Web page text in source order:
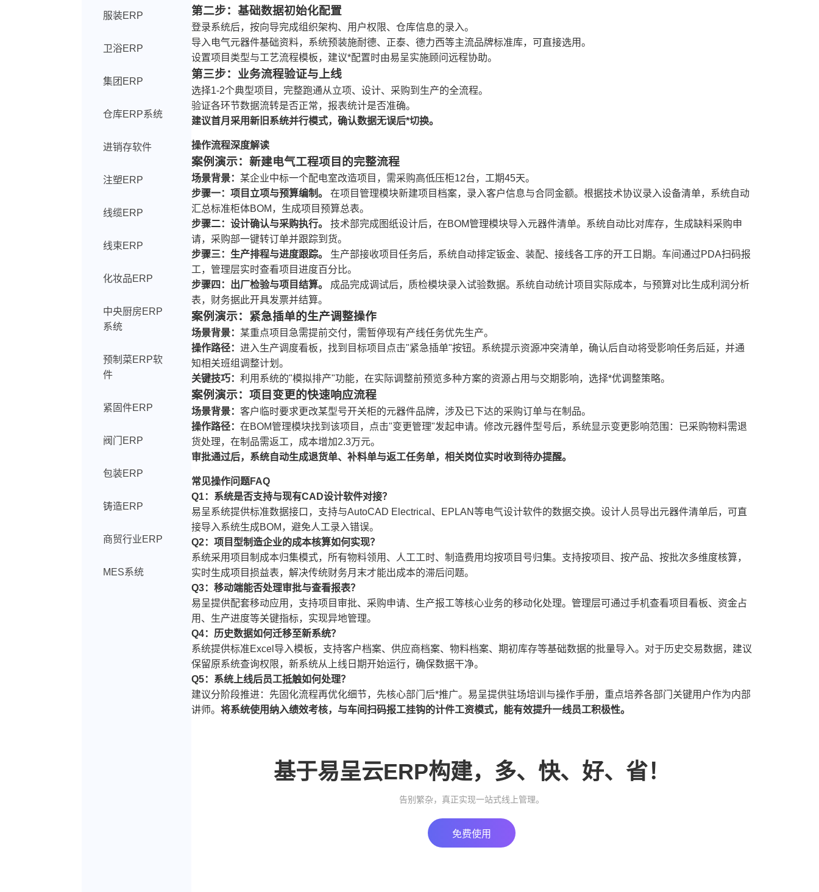
服装ERP
卫浴ERP
集团ERP
仓库ERP系统
进销存软件
注塑ERP
线缆ERP
线束ERP
化妆品ERP
中央厨房ERP
系统
预制菜ERP软
件
紧固件ERP
阀门ERP
包装ERP
铸造ERP
商贸行业ERP
MES系统
第二步：基础数据初始化配置
登录系统后，按向导完成组织架构、用户权限、仓库信息的录入。
导入电气元器件基础资料，系统预装施耐德、正泰、德力西等主流品牌标准库，可直接选用。
设置项目类型与工艺流程模板，建议*配置时由易呈实施顾问远程协助。
第三步：业务流程验证与上线
选择1-2个典型项目，完整跑通从立项、设计、采购到生产的全流程。
验证各环节数据流转是否正常，报表统计是否准确。
建议首月采用新旧系统并行模式，确认数据无误后*切换。
操作流程深度解读
案例演示：新建电气工程项目的完整流程
场景背景： 某企业中标一个配电室改造项目，需采购高低压柜12台，工期45天。
步骤一：项目立项与预算编制。
在项目管理模块新建项目档案，录入客户信息与合同金额。根据技术协议录入设备清单，系统自动
汇总标准柜体BOM，生成项目预算总表。
步骤二：设计确认与采购执行。
技术部完成图纸设计后，在BOM管理模块导入元器件清单。系统自动比对库存，生成缺料采购申
请，采购部一键转订单并跟踪到货。
步骤三：生产排程与进度跟踪。
生产部接收项目任务后，系统自动排定钣金、装配、接线各工序的开工日期。车间通过PDA扫码报
工，管理层实时查看项目进度百分比。
步骤四：出厂检验与项目结算。
成品完成调试后，质检模块录入试验数据。系统自动统计项目实际成本，与预算对比生成利润分析
表，财务据此开具发票并结算。
案例演示：紧急插单的生产调整操作
场景背景： 某重点项目急需提前交付，需暂停现有产线任务优先生产。
操作路径：进入生产调度看板，找到目标项目点击"紧急插单"按钮。系统提示资源冲突清单，确认后自动将受影响任务后延，并通
知相关班组调整计划。
关键技巧：利用系统的"模拟排产"功能，在实际调整前预览多种方案的资源占用与交期影响，选择*优调整策略。
案例演示：项目变更的快速响应流程
场景背景：客户临时要求更改某型号开关柜的元器件品牌，涉及已下达的采购订单与在制品。
操作路径：在BOM管理模块找到该项目，点击"变更管理"发起申请。修改元器件型号后，系统显示变更影响范围：已采购物料需退
货处理，在制品需返工，成本增加2.3万元。
审批通过后，系统自动生成退货单、补料单与返工任务单，相关岗位实时收到待办提醒。
常见操作问题FAQ
Q1：系统是否支持与现有CAD设计软件对接？
易呈系统提供标准数据接口，支持与AutoCAD Electrical、EPLAN等电气设计软件的数据交换。设计人员导出元器件清单后，可直
接导入系统生成BOM，避免人工录入错误。
Q2：项目型制造企业的成本核算如何实现？
系统采用项目制成本归集模式，所有物料领用、人工工时、制造费用均按项目号归集。支持按项目、按产品、按批次多维度核算，
实时生成项目损益表，解决传统财务月末才能出成本的滞后问题。
Q3：移动端能否处理审批与查看报表？
易呈提供配套移动应用，支持项目审批、采购申请、生产报工等核心业务的移动化处理。管理层可通过手机查看项目看板、资金占
用、生产进度等关键指标，实现异地管理。
Q4：历史数据如何迁移至新系统？
系统提供标准Excel导入模板，支持客户档案、供应商档案、物料档案、期初库存等基础数据的批量导入。对于历史交易数据，建议
保留原系统查询权限，新系统从上线日期开始运行，确保数据干净。
Q5：系统上线后员工抵触如何处理？
建议分阶段推进：先固化流程再优化细节，先核心部门后*推广。易呈提供驻场培训与操作手册，重点培养各部门关键用户作为内部
讲师。将系统使用纳入绩效考核，与车间扫码报工挂钩的计件工资模式，能有效提升一线员工积极性。
基于易呈云ERP构建，多、快、好、省！
告别繁杂，真正实现一站式线上管理。
免费使用